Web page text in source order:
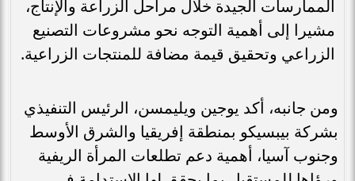
الممارسات الجيدة خلال مراحل الزراعة والإنتاج،
مشيرا إلى أهمية التوجه نحو مشروعات التصنيع
الزراعي وتحقيق قيمة مضافة للمنتجات الزراعية.
ومن جانبه، أكد يوجين ويليمسن، الرئيس التنفيذي
بشركة بيبسيكو بمنطقة إفريقيا والشرق الأوسط
وجنوب آسيا، أهمية دعم تطلعات المرأة الريفية